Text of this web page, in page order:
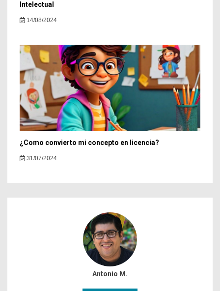
Intelectual
14/08/2024
¿Como convierto mi concepto en licencia?
31/07/2024
Antonio M.